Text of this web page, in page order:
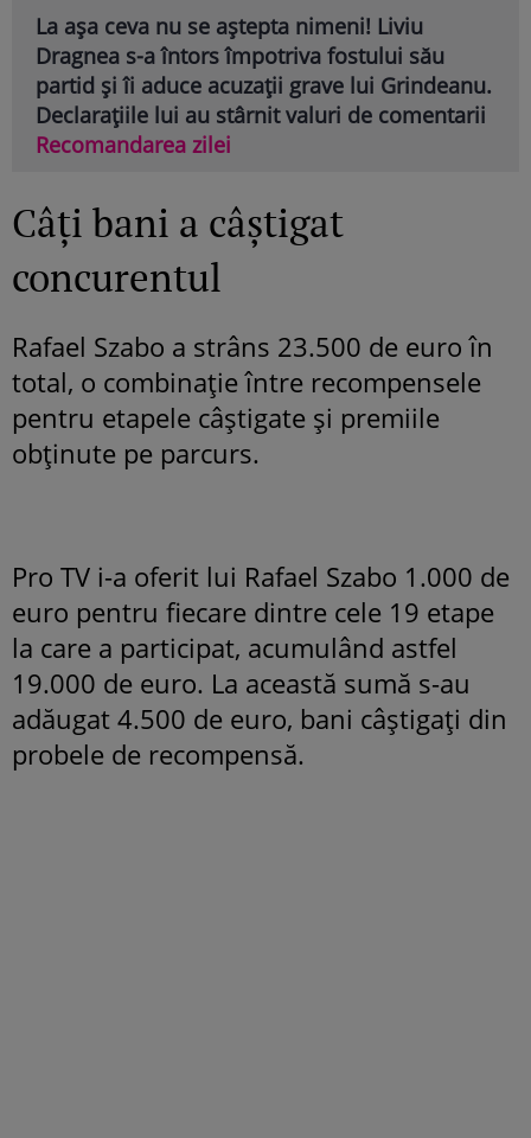
La așa ceva nu se aștepta nimeni! Liviu
Dragnea s-a întors împotriva fostului său
partid și îi aduce acuzații grave lui Grindeanu.
Declarațiile lui au stârnit valuri de comentarii
Recomandarea zilei
Câți bani a câștigat
concurentul
Rafael Szabo a strâns 23.500 de euro în
total, o combinație între recompensele
pentru etapele câștigate și premiile
obținute pe parcurs.
Pro TV i-a oferit lui Rafael Szabo 1.000 de
euro pentru fiecare dintre cele 19 etape
la care a participat, acumulând astfel
19.000 de euro. La această sumă s-au
adăugat 4.500 de euro, bani câștigați din
probele de recompensă.